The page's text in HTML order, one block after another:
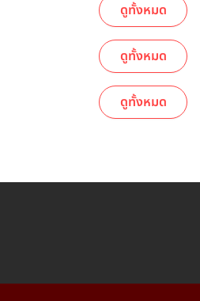
ดูทั้งหมด
ดูทั้งหมด
ดูทั้งหมด